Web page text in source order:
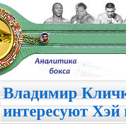
Владимир
интересуют Хэй